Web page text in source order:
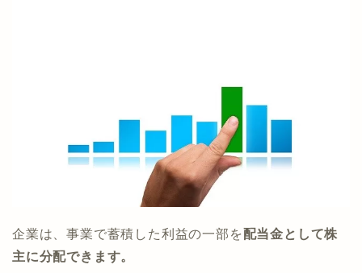
企業は、事業で蓄積した利益の一部を 配当金として株
主に分配できます。